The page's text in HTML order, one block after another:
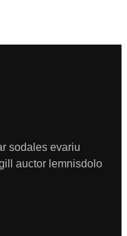
sodales evariu
auctor lemnisdolo